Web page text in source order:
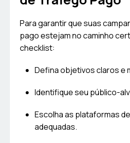
Para garantir que suas
pago estejam no caminho
checklist:
Defina objetivos claros e
Identifique seu público-
Escolha as plataformas
adequadas.